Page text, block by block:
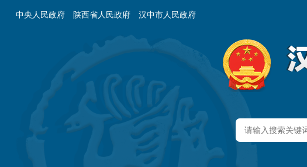
中央人民政府 陕西省人民政府 汉中市人民政府